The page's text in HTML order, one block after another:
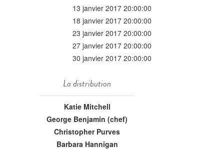
13 janvier 2017 20:00:00
18 janvier 2017 20:00:00
23 janvier 2017 20:00:00
27 janvier 2017 20:00:00
30 janvier 2017 20:00:00
La distribution
Katie Mitchell
George Benjamin (chef)
Christopher Purves
Barbara Hannigan